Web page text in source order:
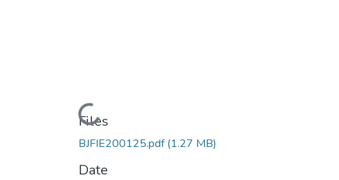
Loading...
Files
BJFIE200125.pdf(1.27 MB)
Date